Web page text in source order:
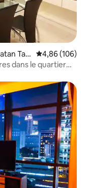
Tan
Évaluation
4,86 (106)
dans le quartier